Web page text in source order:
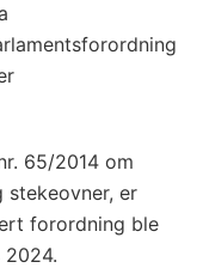
65/2014 om
stekeovner, er
forordning ble
2024.